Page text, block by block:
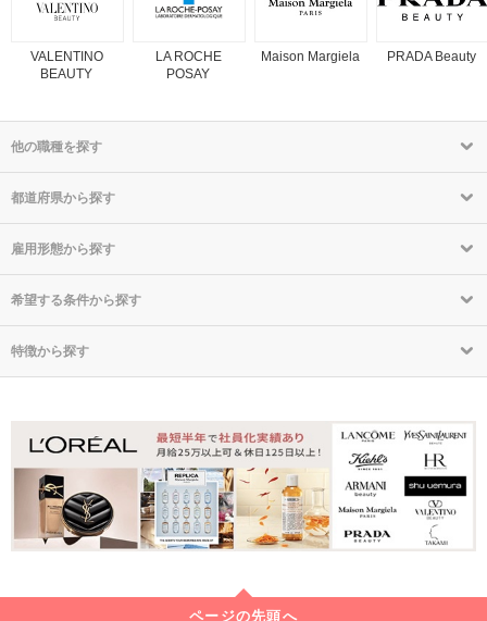
VALENTINO
BEAUTY
LA ROCHE
POSAY
Maison Margiela PRADA Beauty
他の職種を探す
都道府県から探す
雇用形態から探す
希望する条件から探す
特徴から探す
ページの先頭へ